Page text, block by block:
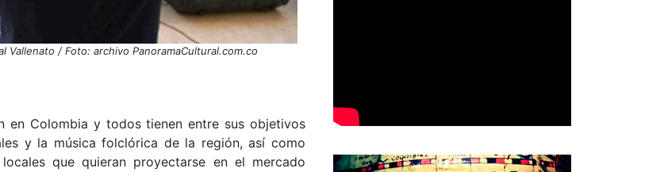
Vallenato / Foto: archivo PanoramaCultural.com.co
en Colombia y todos tienen entre sus objetivos
y la música folclórica de la región, así como
que quieran proyectarse en el mercado